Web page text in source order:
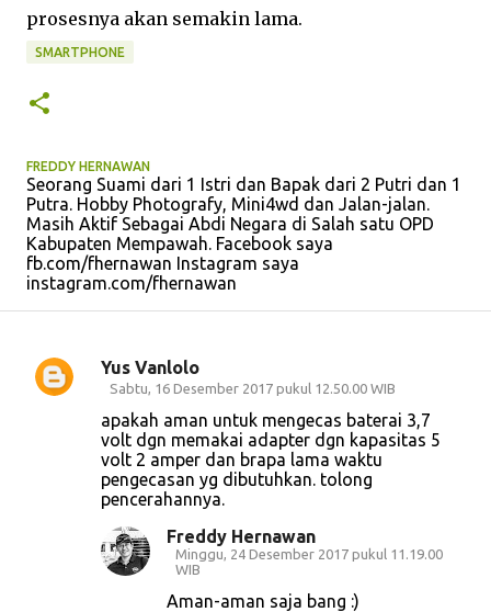
prosesnya akan semakin lama.
SMARTPHONE
FREDDY HERNAWAN
Seorang Suami dari 1 Istri dan Bapak dari 2 Putri dan 1
Putra. Hobby Photografy, Mini4wd dan Jalan-jalan.
Masih Aktif Sebagai Abdi Negara di Salah satu OPD
Kabupaten Mempawah. Facebook saya
fb.com/fhernawan Instagram saya
instagram.com/fhernawan
K
Yus Vanlolo
Sabtu, 16 Desember 2017 pukul 12.50.00 WIB
apakah aman untuk mengecas baterai 3,7
volt dgn memakai adapter dgn kapasitas 5
volt 2 amper dan brapa lama waktu
pengecasan yg dibutuhkan. tolong
pencerahannya.
Freddy Hernawan
Minggu, 24 Desember 2017 pukul 11.19.00
WIB
Aman-aman saja bang :)